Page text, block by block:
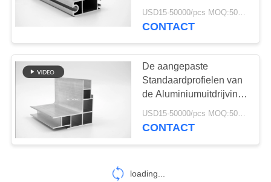
de plaat van het
legeringsstaal
34
De Rol van het
12
bewerken eindigt voor
Autodelen
USD15-50000/pcs MOQ:500kg
CONTACT
De aangepaste
Standaardprofielen van
de Aluminiumuitdrijving
voor Autodelen
USD15-50000/pcs MOQ:500Kg
CONTACT
loading...